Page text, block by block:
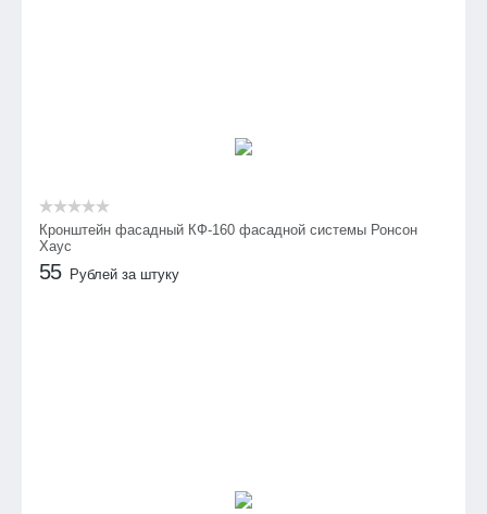
Кронштейн фасадный КФ-160 фасадной системы Ронсон
Хаус
55 Рублей за штуку